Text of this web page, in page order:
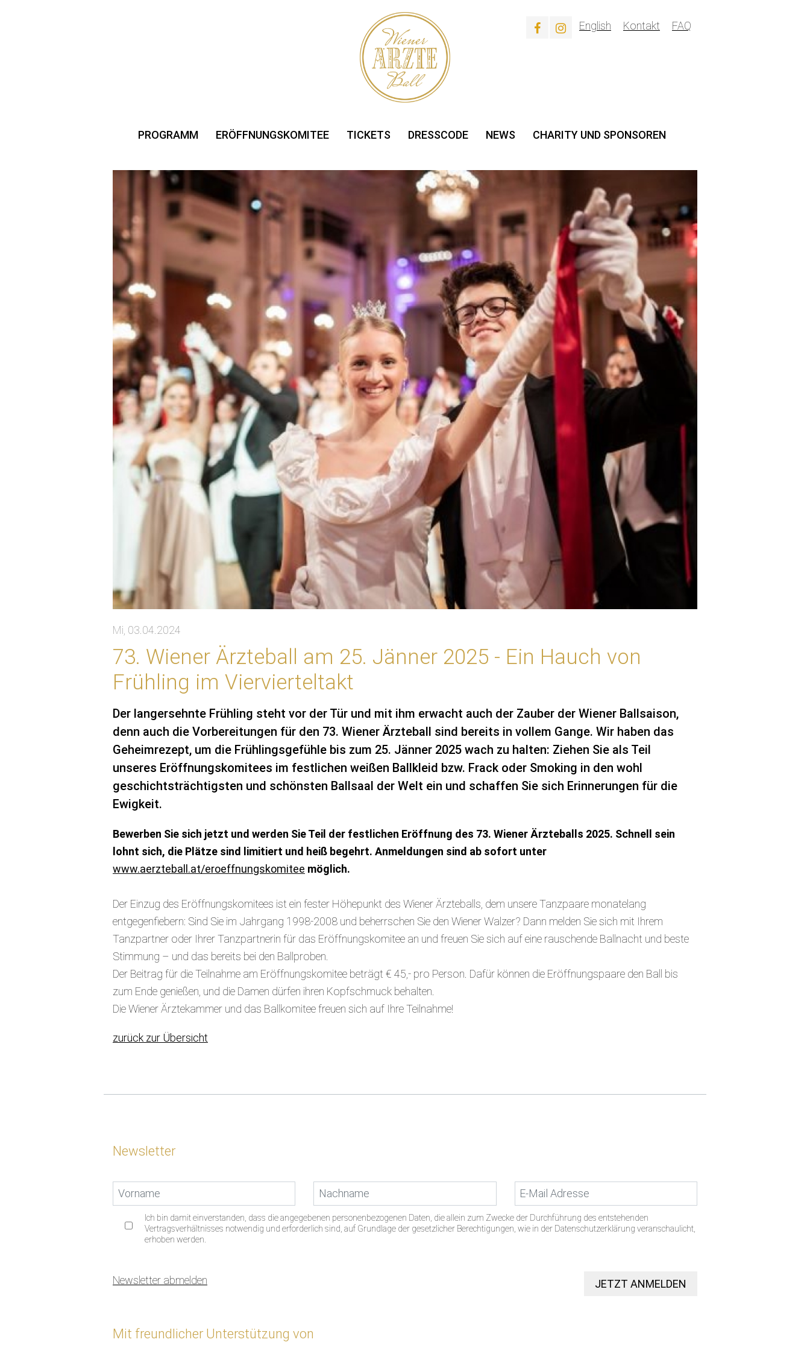
English Kontakt FAQ
PROGRAMM ERÖFFNUNGSKOMITEE TICKETS DRESSCODE NEWS CHARITY UND SPONSOREN
Mi, 03.04.2024
73. Wiener Ärzteball am 25. Jänner 2025 - Ein Hauch von
Frühling im Viervierteltakt
Der langersehnte Frühling steht vor der Tür und mit ihm erwacht auch der Zauber der Wiener Ballsaison,
denn auch die Vorbereitungen für den 73. Wiener Ärzteball sind bereits in vollem Gange. Wir haben das
Geheimrezept, um die Frühlingsgefühle bis zum 25. Jänner 2025 wach zu halten: Ziehen Sie als Teil
unseres Eröffnungskomitees im festlichen weißen Ballkleid bzw. Frack oder Smoking in den wohl
geschichtsträchtigsten und schönsten Ballsaal der Welt ein und schaffen Sie sich Erinnerungen für die
Ewigkeit.
Bewerben Sie sich jetzt und werden Sie Teil der festlichen Eröffnung des 73. Wiener Ärzteballs 2025. Schnell sein
lohnt sich, die Plätze sind limitiert und heiß begehrt. Anmeldungen sind ab sofort unter
www.aerzteball.at/eroeffnungskomitee möglich.
Der Einzug des Eröffnungskomitees ist ein fester Höhepunkt des Wiener Ärzteballs, dem unsere Tanzpaare monatelang
entgegenfiebern: Sind Sie im Jahrgang 1998-2008 und beherrschen Sie den Wiener Walzer? Dann melden Sie sich mit Ihrem
Tanzpartner oder Ihrer Tanzpartnerin für das Eröffnungskomitee an und freuen Sie sich auf eine rauschende Ballnacht und beste
Stimmung – und das bereits bei den Ballproben.
Der Beitrag für die Teilnahme am Eröffnungskomitee beträgt € 45,- pro Person. Dafür können die Eröffnungspaare den Ball bis
zum Ende genießen, und die Damen dürfen ihren Kopfschmuck behalten.
Die Wiener Ärztekammer und das Ballkomitee freuen sich auf Ihre Teilnahme!
zurück zur Übersicht
Newsletter
Ich bin damit einverstanden, dass die angegebenen personenbezogenen Daten, die allein zum Zwecke der Durchführung des entstehenden
Vertragsverhältnisses notwendig und erforderlich sind, auf Grundlage der gesetzlicher Berechtigungen, wie in der Datenschutzerklärung veranschaulicht,
erhoben werden.
Newsletter abmelden JETZT ANMELDEN
Mit freundlicher Unterstützung von